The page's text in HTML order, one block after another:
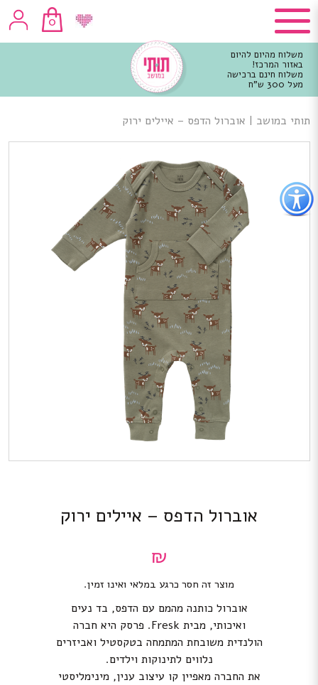
כפתור
לפתיחת
תפריט
נגישות
0
משלוח מהיום להיום
באזור המרכז!
משלוח חינם ברכישה
מעל 300 ש"ח
מרכזי
תותי במושב | אוברול הדפס – איילים ירוק
אוברול הדפס – איילים ירוק
₪
מוצר זה חסר כרגע במלאי ואינו זמין.
אוברול כותנה מהמם עם הדפס, בד נעים
ואיכותי, מבית Fresk. פרסק היא חברה
הולנדית משובחת המתמחה בטקסטיל ואביזרים
נלווים לתינוקות וילדים.
את החברה מאפיין קו עיצוב ענין, מינימליסטי